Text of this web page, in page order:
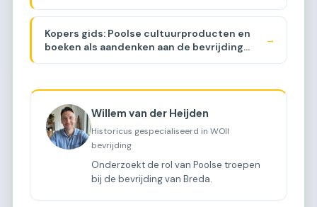
Kopers gids: Poolse cultuurproducten en
boeken als aandenken aan de bevrijding
→
Willem van der Heijden
Historicus gespecialiseerd in WOII
bevrijding
Onderzoekt de rol van Poolse troepen
bij de bevrijding van Breda.